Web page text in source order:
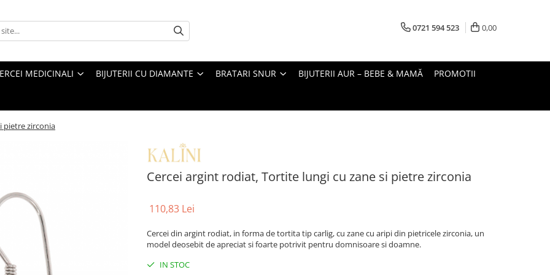
0721 594 523 0,00
MEDICINALI BIJUTERII CU DIAMANTE BRATARI SNUR BIJUTERII AUR – BEBE & MAMĂ PROMOTII
pietre zirconia
Cercei argint rodiat, Tortite lungi cu zane si pietre zirconia
110,83 Lei
Cercei din argint rodiat, in forma de tortita tip carlig, cu zane cu aripi din pietricele zirconia, un
model deosebit de apreciat si foarte potrivit pentru domnisoare si doamne.
IN STOC